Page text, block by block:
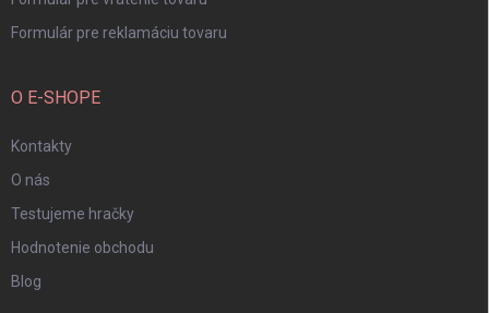
Formulár pre reklamáciu tovaru
O E-SHOPE
Kontakty
O nás
Testujeme hračky
Hodnotenie obchodu
Blog